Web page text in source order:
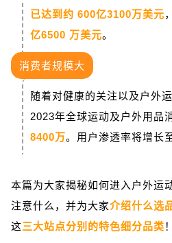
已达到约 600亿3100万美元
亿6500 万美元。
消费者规模大
随着对健康的关注以及户外
2023年全球运动及户外用品
8400万。用户渗透率将增长
本篇为大家揭秘如何进入户外运
注意什么，并为大家介绍什么选
这三大站点分别 的特色细分品类 ！